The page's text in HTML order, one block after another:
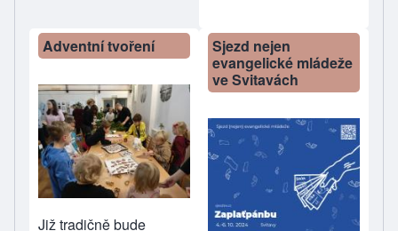
Adventní tvoření
Již tradičně bude
Sjezd nejen
evangelické mládeže
ve Svitavách